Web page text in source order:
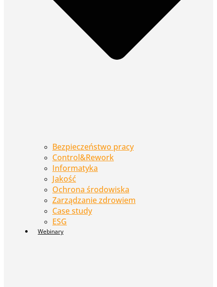
Bezpieczeństwo pracy
Control&Rework
Informatyka
Jakość
Ochrona środowiska
Zarządzanie zdrowiem
Case study
ESG
Webinary